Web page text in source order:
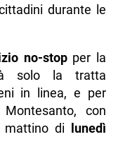
durante le
no-stopper la
solo la tratta
in linea, e per
con
di lunedì